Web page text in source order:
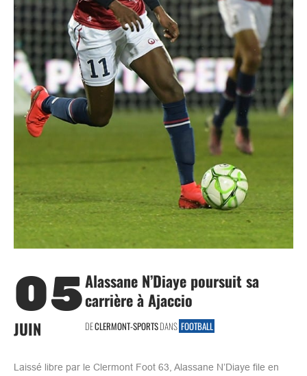
05
JUIN
Alassane N’Diaye poursuit sa
carrière à Ajaccio
DECLERMONT-SPORTSDANS FOOTBALL
Laissé libre par le Clermont Foot 63, Alassane N’Diaye file en